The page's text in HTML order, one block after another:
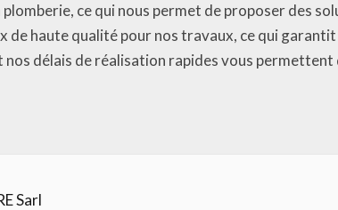
ce qui nous permet de proposer des
de haute qualité pour nos travaux, ce qui
délais de réalisation rapides vous permettent
Sarl